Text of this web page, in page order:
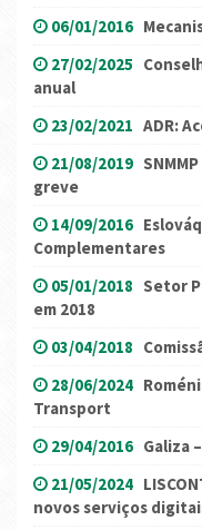
06/01/2016
27/02/2025
anual
23/02/2021 ADR:
21/08/2019
greve
14/09/2016
Complementares
05/01/2018 Setor
em 2018
03/04/2018
28/06/2024
Transport
29/04/2016 Galiza
21/05/2024
novos serviços